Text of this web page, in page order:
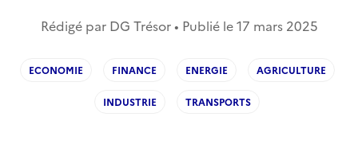
Rédigé par DG Trésor • Publié le17 mars 2025
ECONOMIE FINANCE ENERGIE AGRICULTURE
INDUSTRIE TRANSPORTS